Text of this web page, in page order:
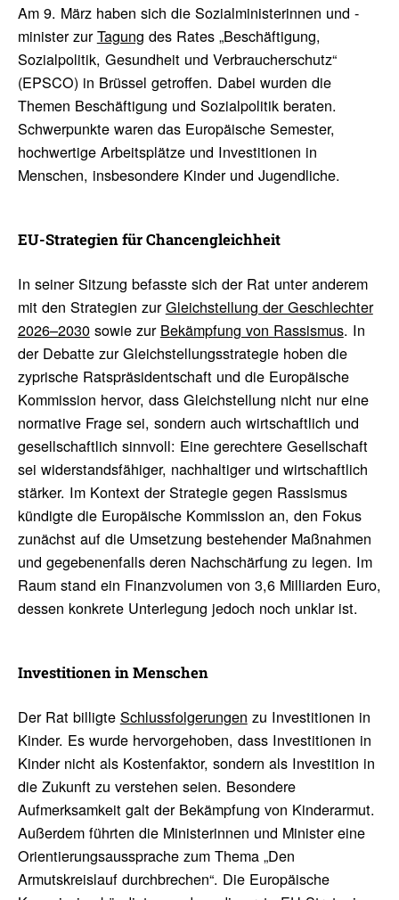
Am 9. März haben sich die Sozialministerinnen und -
minister zurTagung des Rates „Beschäftigung,
Sozialpolitik, Gesundheit und Verbraucherschutz“
(EPSCO) in Brüssel getroffen. Dabei wurden die
Themen Beschäftigung und Sozialpolitik beraten.
Schwerpunkte waren das Europäische Semester,
hochwertige Arbeitsplätze und Investitionen in
Menschen, insbesondere Kinder und Jugendliche.
EU-Stra­te­gien für Chan­cen­gleich­heit
In seiner Sitzung befasste sich der Rat unter anderem
mit den Strategien zurGleichstellung der Geschlechter
2026–2030sowie zur Bekämpfung von Rassismus. In
der Debatte zur Gleichstellungsstrategie hoben die
zyprische Ratspräsidentschaft und die Europäische
Kommission hervor, dass Gleichstellung nicht nur eine
normative Frage sei, sondern auch wirtschaftlich und
gesellschaftlich sinnvoll: Eine gerechtere Gesellschaft
sei widerstandsfähiger, nachhaltiger und wirtschaftlich
stärker. Im Kontext der Strategie gegen Rassismus
kündigte die Europäische Kommission an, den Fokus
zunächst auf die Umsetzung bestehender Maßnahmen
und gegebenenfalls deren Nachschärfung zu legen. Im
Raum stand ein Finanzvolumen von 3,6 Milliarden Euro,
dessen konkrete Unterlegung jedoch noch unklar ist.
Inves­ti­tionen in Menschen
Der Rat billigte Schlussfolgerungen zu Investitionen in
Kinder. Es wurde hervorgehoben, dass Investitionen in
Kinder nicht als Kostenfaktor, sondern als Investition in
die Zukunft zu verstehen seien. Besondere
Aufmerksamkeit galt der Bekämpfung von Kinderarmut.
Außerdem führten die Ministerinnen und Minister eine
Orientierungsaussprache zum Thema „Den
Armutskreislauf durchbrechen“. Die Europäische